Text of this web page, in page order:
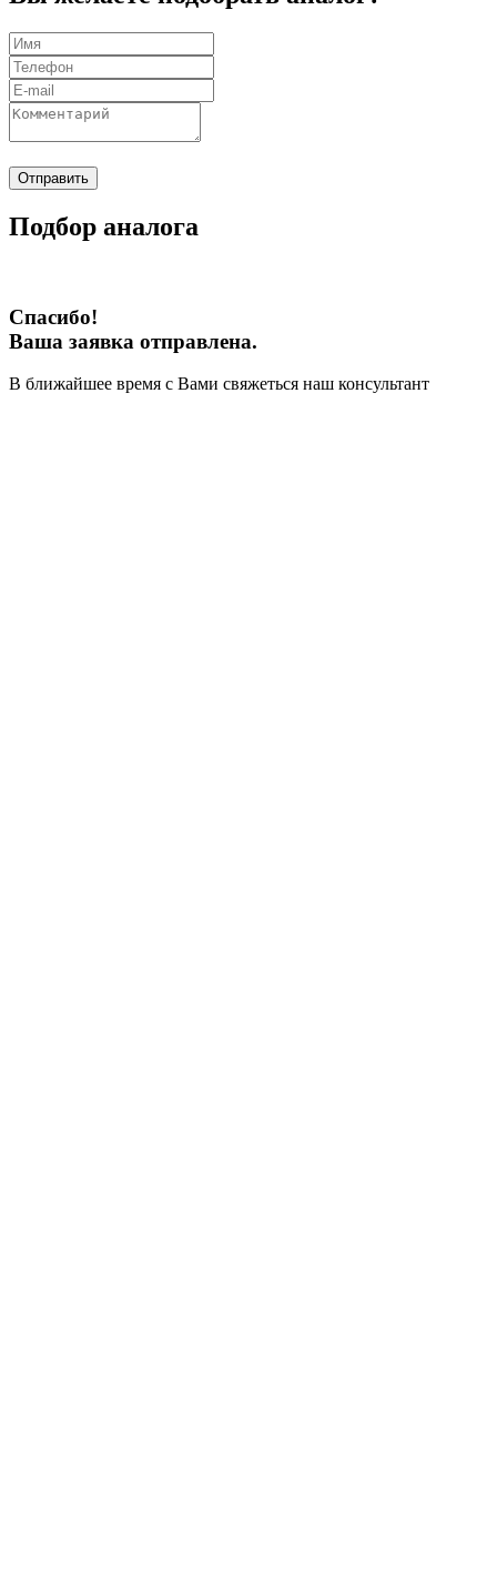
Отправить
Подбор аналога
Спасибо!
Ваша заявка отправлена.
В ближайшее время с Вами свяжеться наш консультант